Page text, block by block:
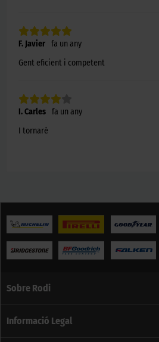
F. Javier fa un any
Gent eficient i competent
I. Carles fa un any
I tornaré
Sobre Rodi
Informació Legal